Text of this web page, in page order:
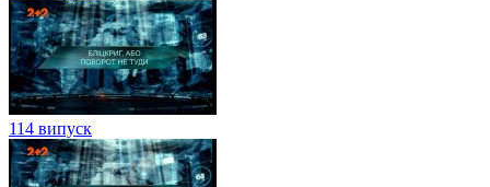
114 випуск